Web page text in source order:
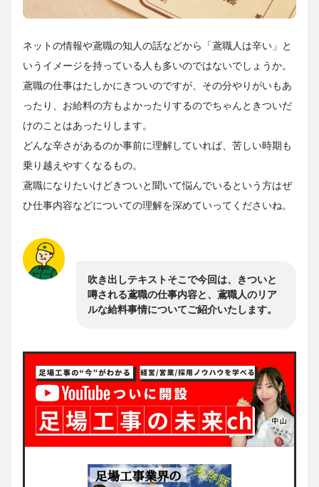
ネットの情報や鳶職の知人の話などから「鳶職人は辛い」と
いうイメージを持っている人も多いのではないでしょうか。
鳶職の仕事はたしかにきついのですが、その分やりがいもあ
ったり、お給料の方もよかったりするのでちゃんときついだ
けのことはあったりします。
どんな辛さがあるのか事前に理解していれば、苦しい時期も
乗り越えやすくなるもの。
鳶職になりたいけどきついと聞いて悩んでいるという方はぜ
ひ仕事内容などについての理解を深めていってくださいね。
吹き出しテキストそこで今回は、きついと
噂される鳶職の仕事内容と、鳶職人のリア
ルな給料事情についてご紹介いたします。